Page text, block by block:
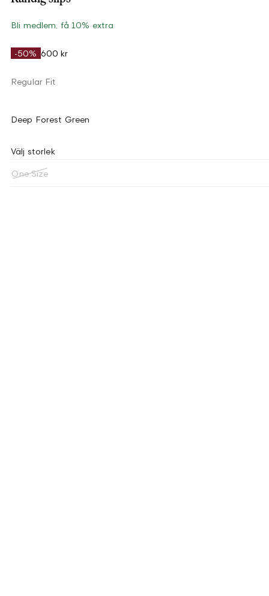
Bli medlem, få 10% extra
-50% 600 kr
Regular Fit
Deep Forest Green
Välj storlek
One Size